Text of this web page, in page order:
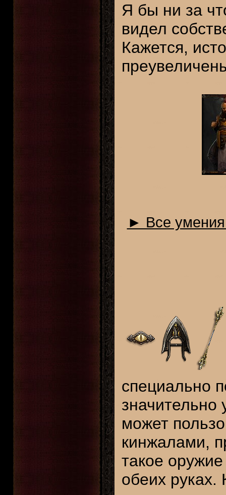
Я бы ни за
видел
Кажется,
► Все
специально
может
кинжалами,
такое
обеих руках.